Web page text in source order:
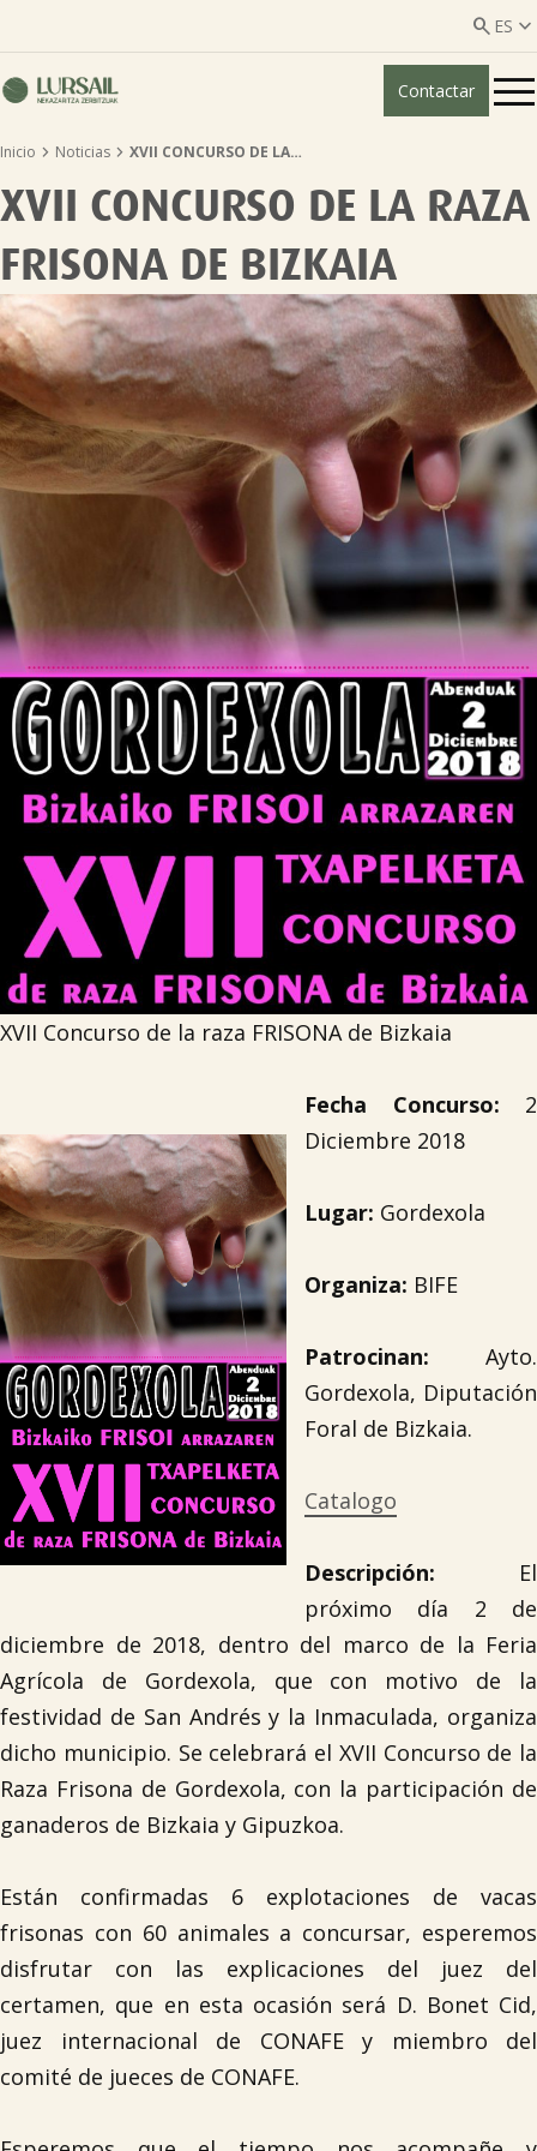
 ES 
ES
Quiénes somos
Servicios ganadería
Servicios agricultura
Entidades asociadas
Tablón de anuncios
Lursail Market
Contactar
Inicio  Noticias  XVII CONCURSO DE LA…
XVII CONCURSO DE LA RAZA
FRISONA DE BIZKAIA
XVII Concurso de la raza FRISONA de Bizkaia
Fecha Concurso: 2
Diciembre 2018
Lugar: Gordexola
Organiza: BIFE
Patrocinan: Ayto.
Gordexola, Diputación
Foral de Bizkaia.
Catalogo
Descripción: El
próximo día 2 de
diciembre de 2018, dentro del marco de la Feria
Agrícola de Gordexola, que con motivo de la
festividad de San Andrés y la Inmaculada, organiza
dicho municipio. Se celebrará el XVII Concurso de la
Raza Frisona de Gordexola, con la participación de
ganaderos de Bizkaia y Gipuzkoa.
Están confirmadas 6 explotaciones de vacas
frisonas con 60 animales a concursar, esperemos
disfrutar con las explicaciones del juez del
certamen, que en esta ocasión será D. Bonet Cid,
juez internacional de CONAFE y miembro del
comité de jueces de CONAFE.